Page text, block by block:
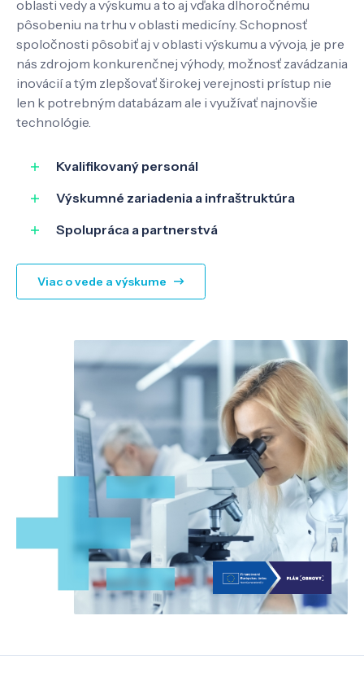
Pôsobenie
Know-how
SK EN
oblasti vedy a výskumu a to aj vďaka dlhoročnému
pôsobeniu na trhu v oblasti medicíny. Schopnosť
spoločnosti pôsobiť aj v oblasti výskumu a vývoja, je pre
nás zdrojom konkurenčnej výhody, možnosť zavádzania
inovácií a tým zlepšovať širokej verejnosti prístup nie
len k potrebným databázam ale i využívať najnovšie
technológie.
Kvalifikovaný personál
Výskumné zariadenia a infraštruktúra
Spolupráca a partnerstvá
Viac o vede a výskume